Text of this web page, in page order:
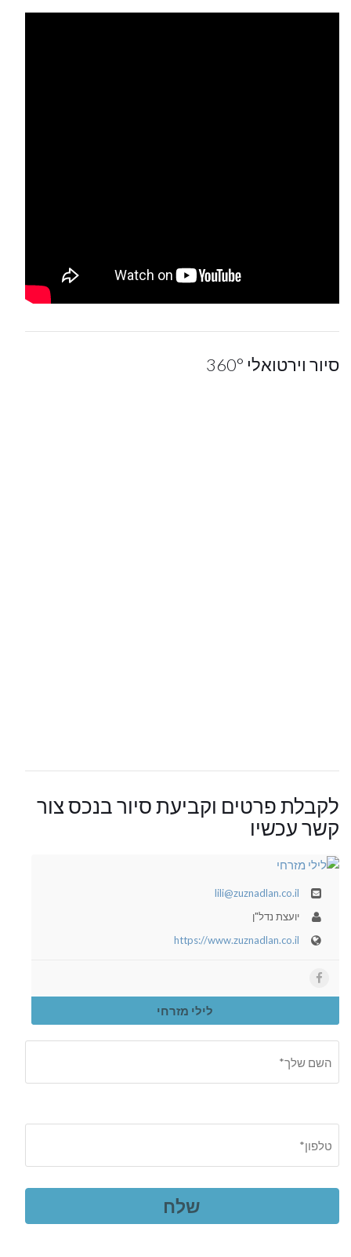
סיור וירטואלי 360°
לקבלת פרטים וקביעת סיור בנכס צור
קשר עכשיו
lili@zuznadlan.co.il
יועצת נדל"ן
https://www.zuznadlan.co.il
לילי מזרחי